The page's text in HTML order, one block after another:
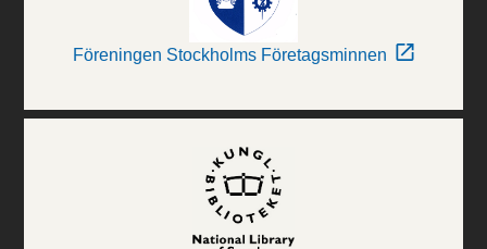
Föreningen Stockholms Företagsminnen